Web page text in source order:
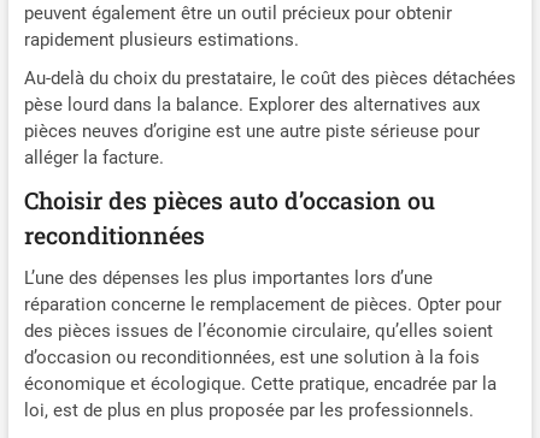
peuvent également être un outil précieux pour obtenir
rapidement plusieurs estimations.
Au-delà du choix du prestataire, le coût des pièces détachées
pèse lourd dans la balance. Explorer des alternatives aux
pièces neuves d’origine est une autre piste sérieuse pour
alléger la facture.
Choisir des pièces auto d’occasion ou
reconditionnées
L’une des dépenses les plus importantes lors d’une
réparation concerne le remplacement de pièces. Opter pour
des pièces issues de l’économie circulaire, qu’elles soient
d’occasion ou reconditionnées, est une solution à la fois
économique et écologique. Cette pratique, encadrée par la
loi, est de plus en plus proposée par les professionnels.